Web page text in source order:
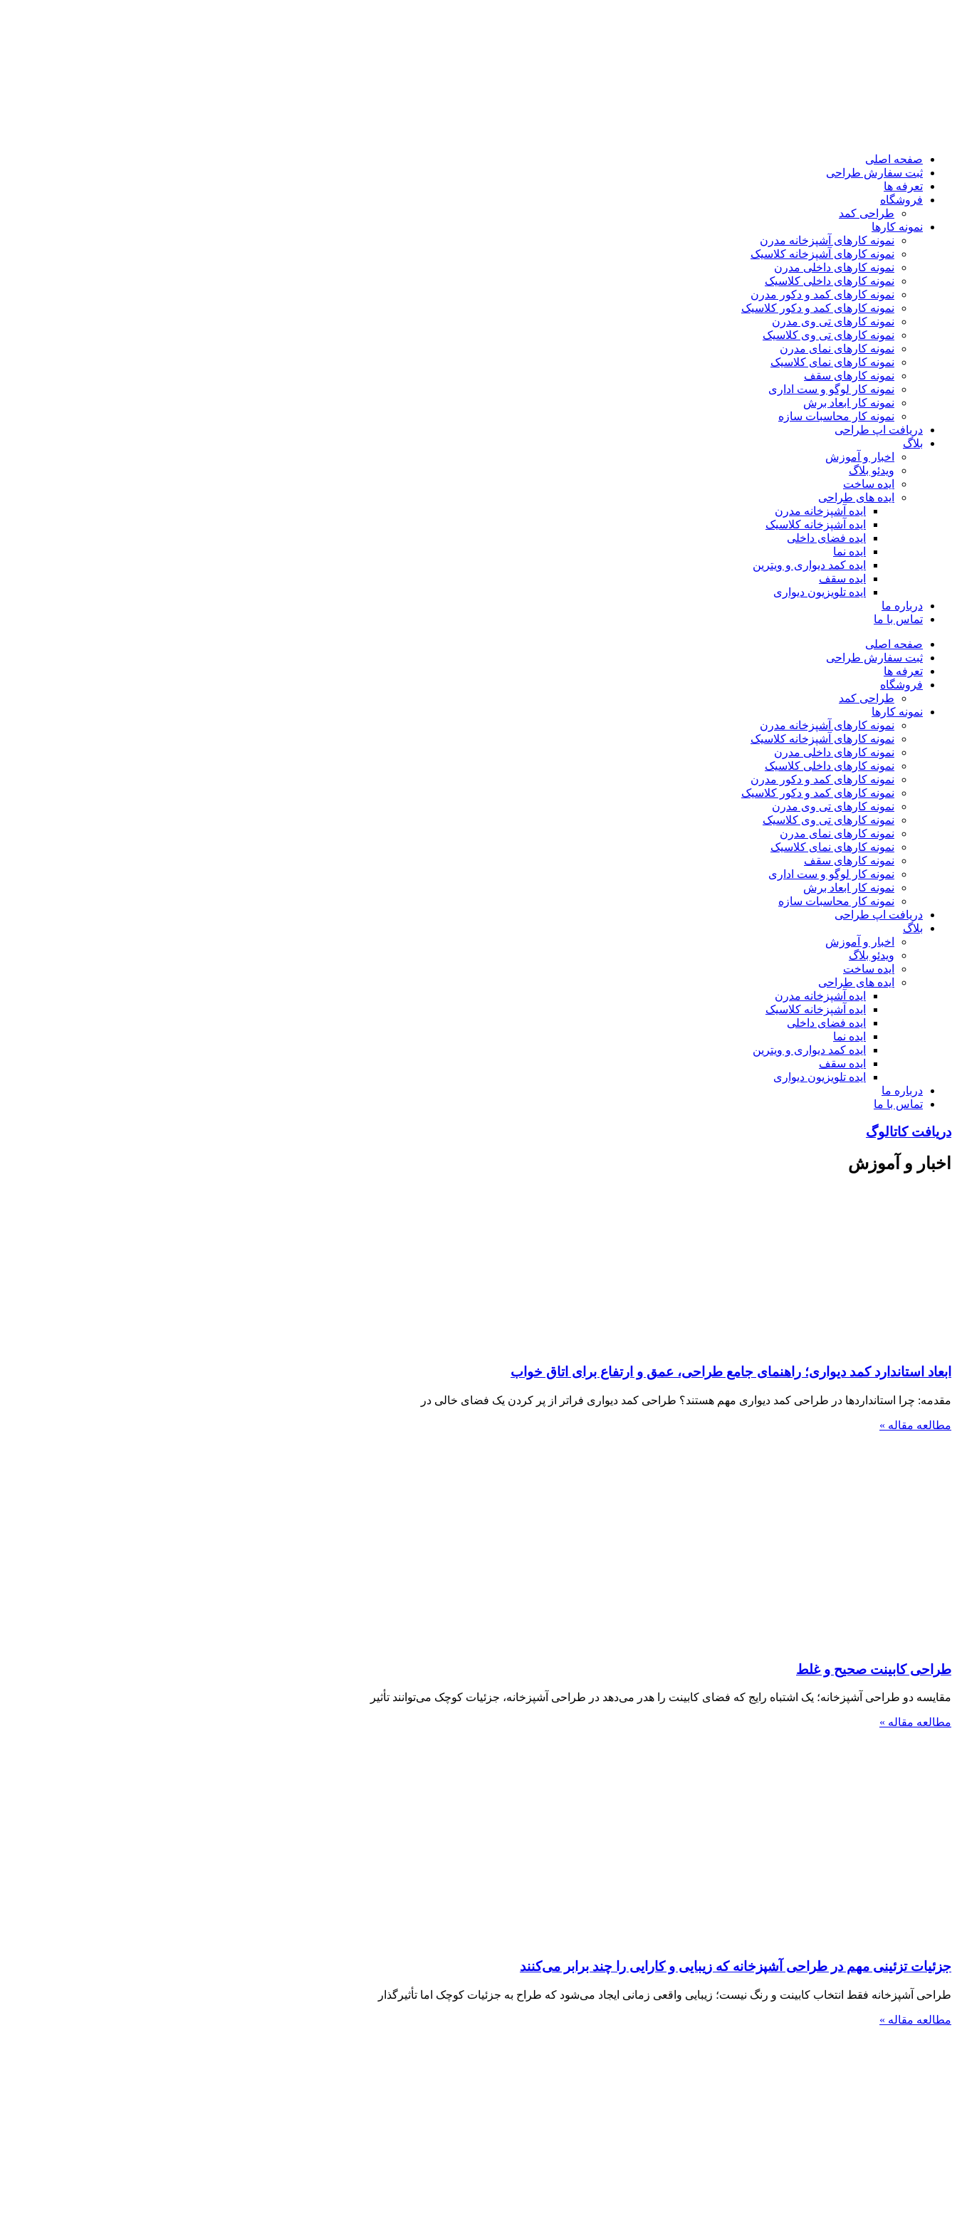
صفحه اصلی
ثبت سفارش طراحی
تعرفه ها
فروشگاه
طراحی کمد
نمونه کارها
نمونه کارهای آشپزخانه مدرن
نمونه کارهای آشپزخانه کلاسیک
نمونه کارهای داخلی مدرن
نمونه کارهای داخلی کلاسیک
نمونه کارهای کمد و دکور مدرن
نمونه کارهای کمد و دکور کلاسیک
نمونه کارهای تی وی مدرن
نمونه کارهای تی وی کلاسیک
نمونه کارهای نمای مدرن
نمونه کارهای نمای کلاسیک
نمونه کارهای سقف
نمونه کار لوگو و ست اداری
نمونه کار ابعاد برش
نمونه کار محاسبات سازه
دریافت اپ طراحی
بلاگ
اخبار و آموزش
ویدئو بلاگ
ایده ساخت
ایده های طراحی
ایده آشپزخانه مدرن
ایده آشپزخانه کلاسیک
ایده فضای داخلی
ایده نما
ایده کمد دیواری و ویترین
ایده سقف
ایده تلویزیون دیواری
درباره ما
تماس با ما
صفحه اصلی
ثبت سفارش طراحی
تعرفه ها
فروشگاه
طراحی کمد
نمونه کارها
نمونه کارهای آشپزخانه مدرن
نمونه کارهای آشپزخانه کلاسیک
نمونه کارهای داخلی مدرن
نمونه کارهای داخلی کلاسیک
نمونه کارهای کمد و دکور مدرن
نمونه کارهای کمد و دکور کلاسیک
نمونه کارهای تی وی مدرن
نمونه کارهای تی وی کلاسیک
نمونه کارهای نمای مدرن
نمونه کارهای نمای کلاسیک
نمونه کارهای سقف
نمونه کار لوگو و ست اداری
نمونه کار ابعاد برش
نمونه کار محاسبات سازه
دریافت اپ طراحی
بلاگ
اخبار و آموزش
ویدئو بلاگ
ایده ساخت
ایده های طراحی
ایده آشپزخانه مدرن
ایده آشپزخانه کلاسیک
ایده فضای داخلی
ایده نما
ایده کمد دیواری و ویترین
ایده سقف
ایده تلویزیون دیواری
درباره ما
تماس با ما
دریافت کاتالوگ
اخبار و آموزش
ابعاد استاندارد کمد دیواری؛ راهنمای جامع طراحی، عمق و ارتفاع برای اتاق خواب
مقدمه: چرا استانداردها در طراحی کمد دیواری مهم هستند؟ طراحی کمد دیواری فراتر از پر کردن یک فضای خالی در
مطالعه مقاله »
طراحی کابینت صحیح و غلط
مقایسه دو طراحی آشپزخانه؛ یک اشتباه رایج که فضای کابینت را هدر می‌دهد در طراحی آشپزخانه، جزئیات کوچک می‌توانند تأثیر
مطالعه مقاله »
جزئیات تزئینی مهم در طراحی آشپزخانه که زیبایی و کارایی را چند برابر می‌کنند
طراحی آشپزخانه فقط انتخاب کابینت و رنگ نیست؛ زیبایی واقعی زمانی ایجاد می‌شود که طراح به جزئیات کوچک اما تأثیرگذار
مطالعه مقاله »